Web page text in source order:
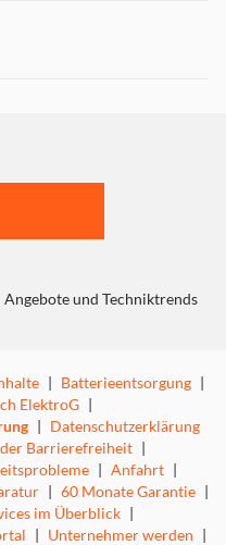
und Techniktrends
| Batterieentsorgung |
ElektroG |
| Datenschutzerklärung
Barrierefreiheit |
| Anfahrt |
| 60 Monate Garantie |
im Überblick |
| Unternehmer werden |